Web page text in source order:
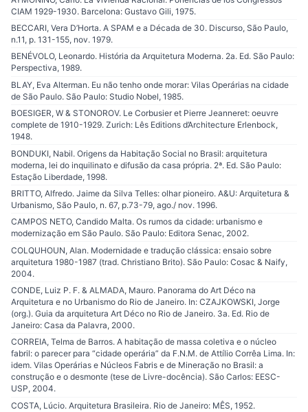
CIAM 1929-1930. Barcelona: Gustavo Gili, 1975.
BECCARI, Vera D’Horta. A SPAM e a Década de 30. Discurso, São Paulo,
n.11, p. 131-155, nov. 1979.
BENÉVOLO, Leonardo. História da Arquitetura Moderna. 2a. Ed. São Paulo:
Perspectiva, 1989.
BLAY, Eva Alterman. Eu não tenho onde morar: Vilas Operárias na cidade
de São Paulo. São Paulo: Studio Nobel, 1985.
BOESIGER, W & STONOROV. Le Corbusier et Pierre Jeanneret: oeuvre
complete de 1910-1929. Zurich: Lês Editions d’Architecture Erlenbock,
1948.
BONDUKI, Nabil. Origens da Habitação Social no Brasil: arquitetura
moderna, lei do inquilinato e difusão da casa própria. 2ª. Ed. São Paulo:
Estação Liberdade, 1998.
BRITTO, Alfredo. Jaime da Silva Telles: olhar pioneiro. A&U: Arquitetura &
Urbanismo, São Paulo, n. 67, p.73-79, ago./ nov. 1996.
CAMPOS NETO, Candido Malta. Os rumos da cidade: urbanismo e
modernização em São Paulo. São Paulo: Editora Senac, 2002.
COLQUHOUN, Alan. Modernidade e tradução clássica: ensaio sobre
arquitetura 1980-1987 (trad. Christiano Brito). São Paulo: Cosac & Naify,
2004.
CONDE, Luiz P. F. & ALMADA, Mauro. Panorama do Art Déco na
Arquitetura e no Urbanismo do Rio de Janeiro. In: CZAJKOWSKI, Jorge
(org.). Guia da arquitetura Art Déco no Rio de Janeiro. 3a. Ed. Rio de
Janeiro: Casa da Palavra, 2000.
CORREIA, Telma de Barros. A habitação de massa coletiva e o núcleo
fabril: o parecer para “cidade operária” da F.N.M. de Attílio Corrêa Lima. In:
idem. Vilas Operárias e Núcleos Fabris e de Mineração no Brasil: a
construção e o desmonte (tese de Livre-docência). São Carlos: EESC-
USP, 2004.
COSTA, Lúcio. Arquitetura Brasileira. Rio de Janeiro: MÊS, 1952.